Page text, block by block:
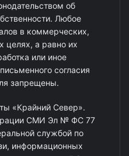
об
Любое
в коммерческих,
целях, а равно их
или иное
согласия
запрещены.
«Крайний Север».
СМИ Эл № ФС 77
службой по
информационных